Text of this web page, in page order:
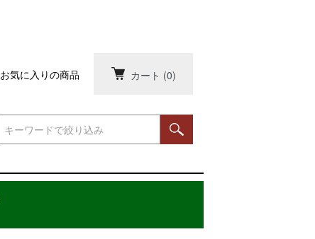
カート (0)
お気に入りの商品